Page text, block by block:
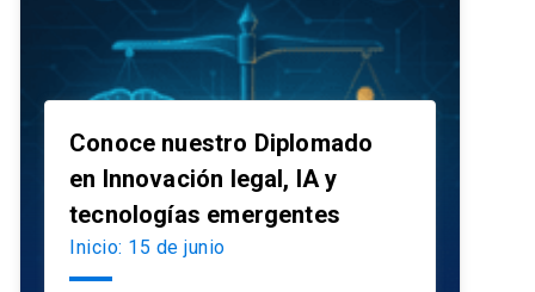
Conoce nuestro Diplomado
en Innovación legal, IA y
tecnologías emergentes
Inicio: 15 de junio